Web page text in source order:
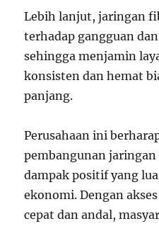
Lebih lanjut, jaringan
terhadap gangguan
sehingga menjamin
konsisten dan hemat
panjang.
Perusahaan ini
pembangunan
dampak positif yang
ekonomi. Dengan
cepat dan andal,